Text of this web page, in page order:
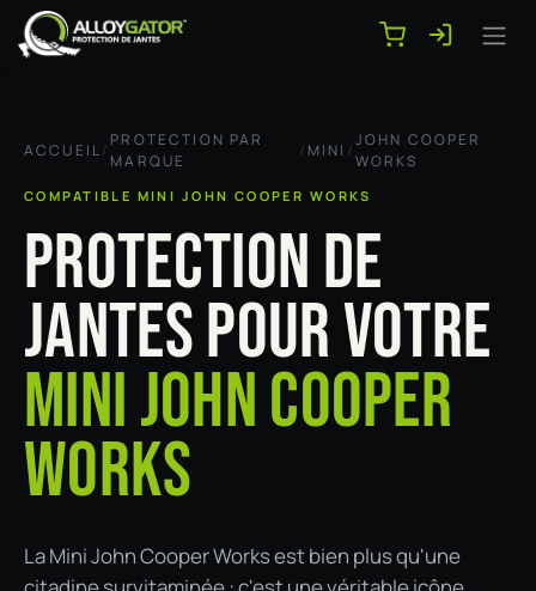
Se rendre au contenu
ACCUEIL/
PROTECTION PAR
MARQUE
/ MINI /
JOHN COOPER
WORKS
COMPATIBLE MINI JOHN COOPER WORKS
PROTECTION DE
JANTES POUR VOTRE
MINI JOHN COOPER
WORKS
La Mini John Cooper Works est bien plus qu'une